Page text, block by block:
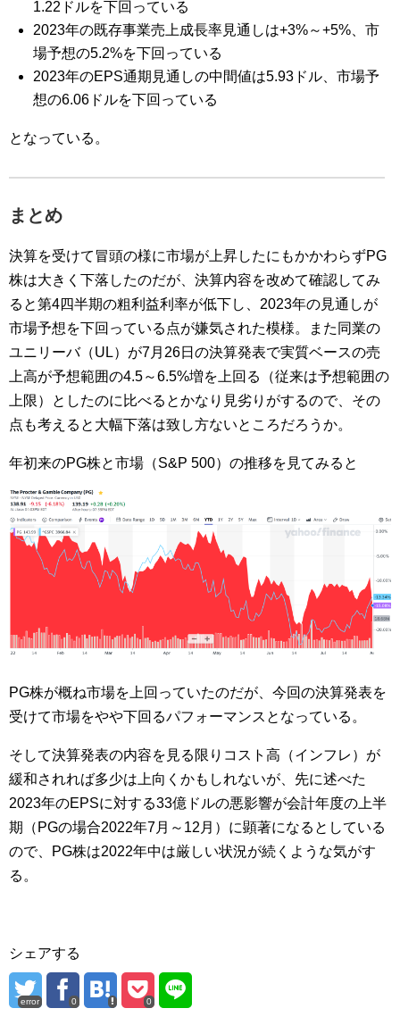
1.22ドルを下回っている
2023年の既存事業売上成長率見通しは+3%～+5%、市
場予想の5.2%を下回っている
2023年のEPS通期見通しの中間値は5.93ドル、市場予
想の6.06ドルを下回っている
となっている。
まとめ
決算を受けて冒頭の様に市場が上昇したにもかかわらずPG
株は大きく下落したのだが、決算内容を改めて確認してみ
ると第4四半期の粗利益利率が低下し、2023年の見通しが
市場予想を下回っている点が嫌気された模様。また同業の
ユニリーバ（UL）が7月26日の決算発表で実質ベースの売
上高が予想範囲の4.5～6.5%増を上回る（従来は予想範囲の
上限）としたのに比べるとかなり見劣りがするので、その
点も考えると大幅下落は致し方ないところだろうか。
年初来のPG株と市場（S&P 500）の推移を見てみると
PG株が概ね市場を上回っていたのだが、今回の決算発表を
受けて市場をやや下回るパフォーマンスとなっている。
そして決算発表の内容を見る限りコスト高（インフレ）が
緩和されれば多少は上向くかもしれないが、先に述べた
2023年のEPSに対する33億ドルの悪影響が会計年度の上半
期（PGの場合2022年7月～12月）に顕著になるとしている
ので、PG株は2022年中は厳しい状況が続くような気がす
る。
シェアする
error 0 0